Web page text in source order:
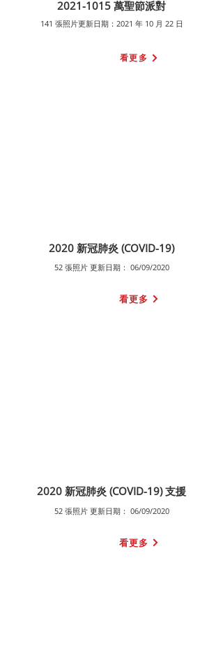
2021-1015 萬聖節派對
141 張照片更新日期：2021 年 10 月 22 日
看更多
2020 新冠肺炎 (COVID-19)
52 張照片 更新日期： 06/09/2020
看更多
2020 新冠肺炎 (COVID-19) 支援
52 張照片 更新日期： 06/09/2020
看更多